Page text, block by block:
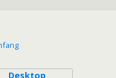
Desktop